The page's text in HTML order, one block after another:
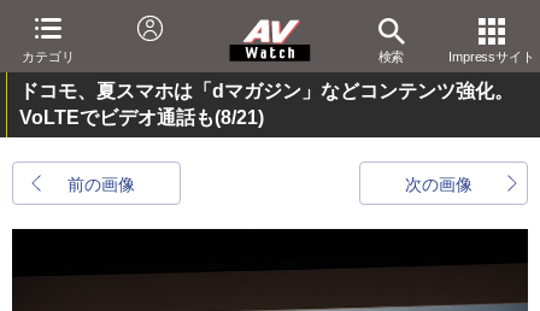
カテゴリ 検索 Impressサイト
ドコモ、夏スマホは「dマガジン」などコンテンツ強化。
VoLTEでビデオ通話も(8/21)
前の画像 次の画像